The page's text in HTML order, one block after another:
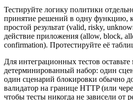
Тестируйте логику политики
принятие решений в одну функцию,
простой результат (valid, risky,
действие приложения (allow, block,
confirmation). Протестируйте её
Для интеграционных тестов
детерминированный набор: один
один сценарий блокировки обычно
валидатор на границе HTTP (или
чтобы тесты никогда не зависели от